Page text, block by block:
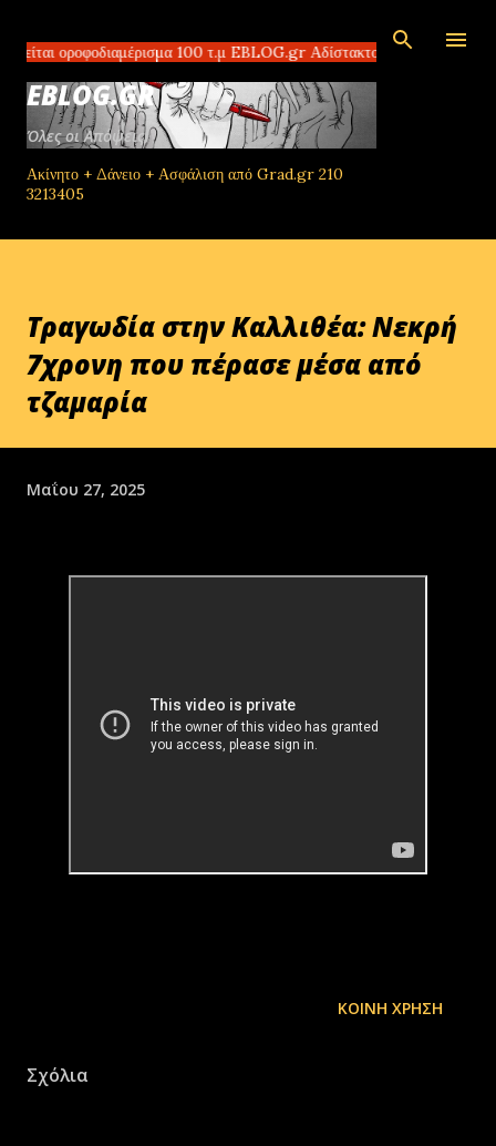
100 τ.μ EBLOG.gr Αδίστακτοι διακινητές στο
EBLOG.GR
Όλες οι Απόψεις!
Ακίνητο + Δάνειο + Ασφάλιση από Grad.gr 210
3213405
Τραγωδία στην Καλλιθέα: Νεκρή
7χρονη που πέρασε μέσα από
τζαμαρία
Μαΐου 27, 2025
ΚΟΙΝΉ ΧΡΉΣΗ
Σχόλια